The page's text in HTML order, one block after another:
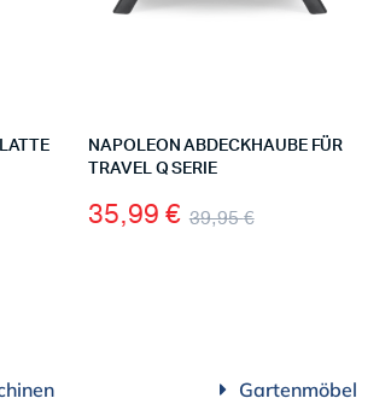
NAPOLEON ABDECKHAUBE FÜR
TRAVEL Q SERIE
39,95€
35,99 €
Gartenmöbel